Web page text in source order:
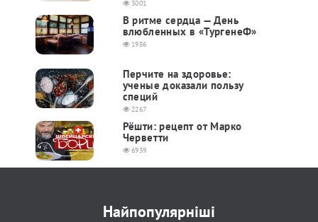
3001
В ритме сердца — День
влюбленных в «ТургенеФ»
1986
Перчите на здоровье:
ученые доказали пользу
специй
2267
Рёшти: рецепт от Марко
Черветти
6939
Найпопулярніші